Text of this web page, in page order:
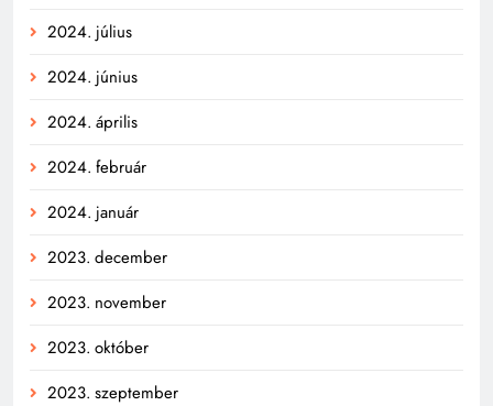
2024. július
2024. június
2024. április
2024. február
2024. január
2023. december
2023. november
2023. október
2023. szeptember